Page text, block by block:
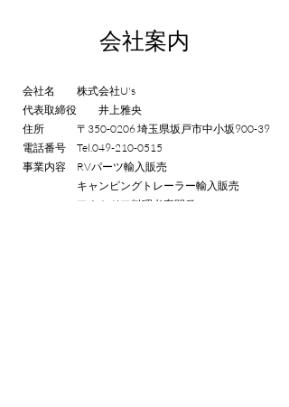
​​会社案内
会社名 株式会社U's
代表取締役 井上雅央
住所​ 〒350-0206 埼玉県坂戸市中小坂900-39
電話番号 Tel.049-210-0515
事業内容 RVパーツ輸入販売
キャンピングトレーラー輸入販売
アウトドア料理考案開発